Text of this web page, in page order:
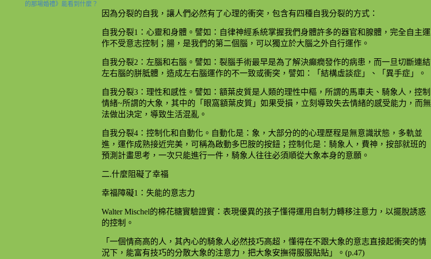
的那場婚禮》能看到什麼？
因為分裂的自我，讓人們必然有了心理的衝突，包含有四種自我分裂的方式：
自我分裂1：心靈和身體。譬如：自律神經系統掌握我們身體許多的器官和腺體，完全自主運
作不受意志控制；腸，是我們的第二個腦，可以獨立於大腦之外自行運作。
自我分裂2：左腦和右腦。譬如：裂腦手術最早是為了解決癲癇發作的病患，而一旦切斷連結
左右腦的胼胝體，造成左右腦運作的不一致或衝突，譬如：「結構虛談症」、「異手症」。
自我分裂3：理性和感性。譬如：額葉皮質是人類的理性中樞，所謂的馬車夫、騎象人，控制
情緒~所謂的大象，其中的「眼窩額葉皮質」如果受損，立刻導致失去情緒的感受能力，而無
法做出決定，導致生活混亂。
自我分裂4：控制化和自動化。自動化是：象，大部分的的心理歷程是無意識狀態，多軌並
進，運作成熟接近完美，可稱為啟動多巴胺的按鈕；控制化是：騎象人，費神，按部就班的
預測計畫思考，一次只能進行一件，騎象人往往必須順從大象本身的意願。
二.什麼阻礙了幸福
幸福障礙1：失能的意志力
Walter Mischel的棉花糖實驗證實：表現優異的孩子懂得運用自制力轉移注意力，以擺脫誘惑
的控制。
「一個情商高的人，其內心的騎象人必然技巧高超，懂得在不跟大象的意志直接起衝突的情
況下，能富有技巧的分散大象的注意力，把大象安撫得服服貼貼」。(p.47)